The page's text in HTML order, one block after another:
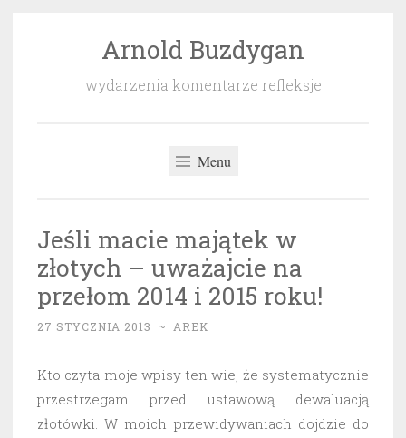
Arnold Buzdygan
wydarzenia komentarze refleksje
Menu
Jeśli macie majątek w
złotych – uważajcie na
przełom 2014 i 2015 roku!
27 STYCZNIA 2013 ~ AREK
Kto czyta moje wpisy ten wie, że systematycznie
przestrzegam przed ustawową dewaluacją
złotówki. W moich przewidywaniach dojdzie do